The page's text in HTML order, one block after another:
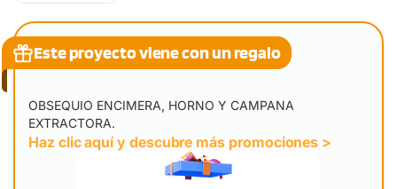
OBSEQUIO ENCIMERA, HORNO Y CAMPANA
EXTRACTORA.
Haz clic aquí y descubre más promociones >
Este proyecto viene con un regalo